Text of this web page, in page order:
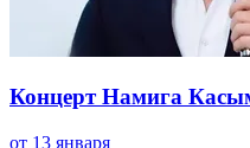
Концерт Намига
от 13 января